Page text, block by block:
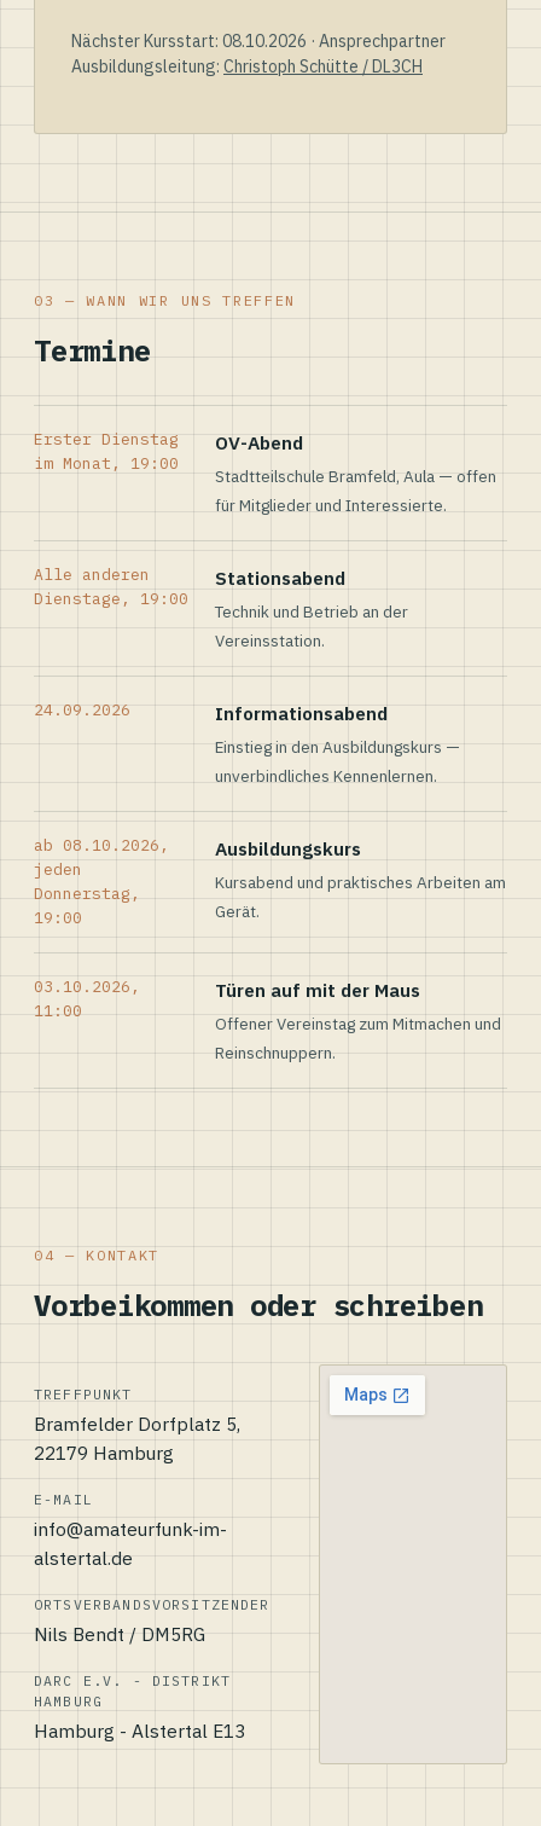
Nächster Kursstart: 08.10.2026 · Ansprechpartner
Ausbildungsleitung: Christoph Schütte / DL3CH
03 — WANN WIR UNS TREFFEN
Termine
Erster Dienstag
im Monat, 19:00
OV-Abend
Stadtteilschule Bramfeld, Aula — offen
für Mitglieder und Interessierte.
Alle anderen
Dienstage, 19:00
Stationsabend
Technik und Betrieb an der
Vereinsstation.
24.09.2026 Informationsabend
Einstieg in den Ausbildungskurs —
unverbindliches Kennenlernen.
ab 08.10.2026,
jeden
Donnerstag,
19:00
Ausbildungskurs
Kursabend und praktisches Arbeiten am
Gerät.
03.10.2026,
11:00
Türen auf mit der Maus
Offener Vereinstag zum Mitmachen und
Reinschnuppern.
04 — KONTAKT
Vorbeikommen oder schreiben
TREFFPUNKT
Bramfelder Dorfplatz 5,
22179 Hamburg
E-MAIL
info@amateurfunk-im-
alstertal.de
ORTSVERBANDSVORSITZENDER
Nils Bendt / DM5RG
DARC E.V. - DISTRIKT
HAMBURG
Hamburg - Alstertal E13